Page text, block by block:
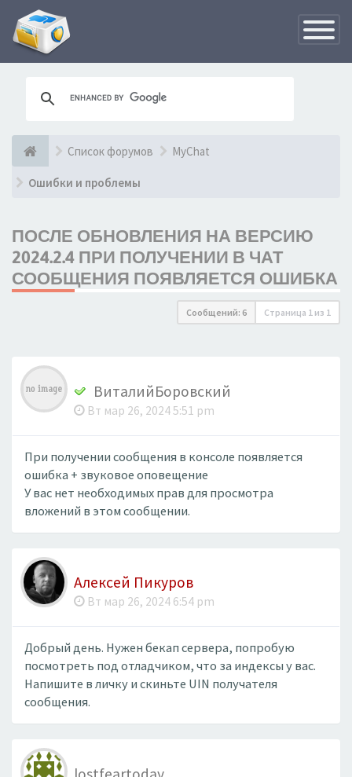
Список форумов MyChat
Ошибки и проблемы
ПОСЛЕ ОБНОВЛЕНИЯ НА ВЕРСИЮ
2024.2.4 ПРИ ПОЛУЧЕНИИ В ЧАТ
СООБЩЕНИЯ ПОЯВЛЯЕТСЯ ОШИБКА
Сообщений: 6 Страница 1 из 1
ВиталийБоровский
Вт мар 26, 2024 5:51 pm
При получении сообщения в консоле появляется
ошибка + звуковое оповещение
У вас нет необходимых прав для просмотра
вложений в этом сообщении.
Алексей Пикуров
Вт мар 26, 2024 6:54 pm
Добрый день. Нужен бекап сервера, попробую
посмотреть под отладчиком, что за индексы у вас.
Напишите в личку и скиньте UIN получателя
сообщения.